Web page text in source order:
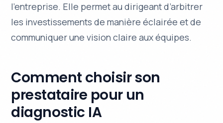
l’entreprise. Elle permet au dirigeant d’arbitrer
les investissements de manière éclairée et de
communiquer une vision claire aux équipes.
Comment choisir son
prestataire pour un
diagnostic IA